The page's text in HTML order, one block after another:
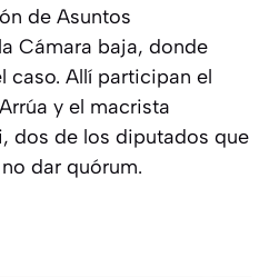
de Asuntos
Cámara baja, donde
caso. Allí participan el
y el macrista
dos de los diputados que
dar quórum.